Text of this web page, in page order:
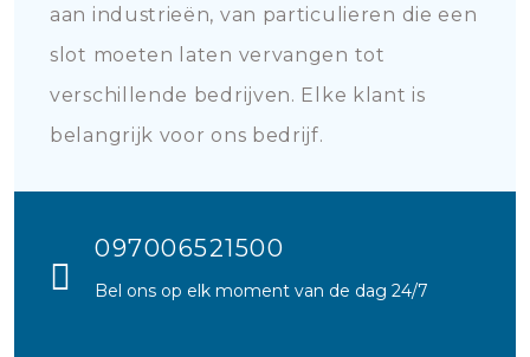
aan industrieën, van particulieren die een
slot moeten laten vervangen tot
verschillende bedrijven. Elke klant is
belangrijk voor ons bedrijf.
097006521500
Bel ons op elk moment van de dag 24/7